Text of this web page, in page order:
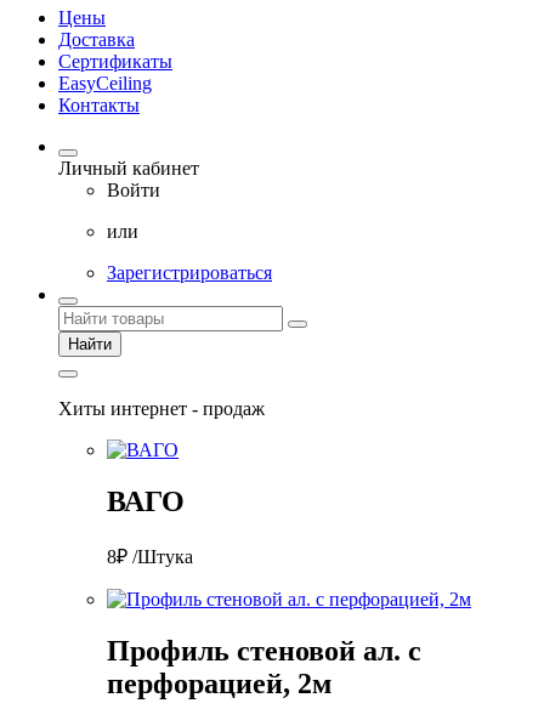
Цены
Доставка
Cертификаты
EasyCeiling
Контакты
Личный кабинет
Войти
или
Зарегистрироваться
Найти
Хиты интернет - продаж
ВАГО
8₽ /Штука
Профиль стеновой ал. с
перфорацией, 2м